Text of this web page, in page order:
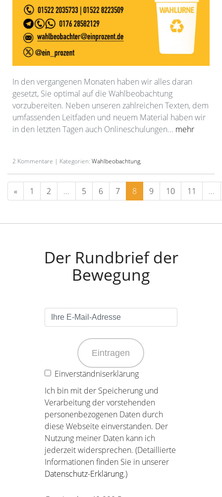
In den vergangenen Monaten haben wir alles daran
gesetzt, Sie optimal auf die Wahlbeobachtung
vorzubereiten. Neben unseren zahlreichen Texten, dem
umfassenden Leitfaden und neuem Material haben wir
in den letzten Tagen auch Onlineschulungen... mehr
2 Kommentare | Kategorien: Wahlbeobachtung,
« 1 2 ... 5 6 7 8 9 10 11 ...
Der Rundbrief der
Bewegung
Eintragen
Einverständniserklärung
Ich bin mit der Speicherung und
Verarbeitung der vorstehenden
personenbezogenen Daten durch
diese Webseite einverstanden. Der
Nutzung meiner Daten kann ich
jederzeit widersprechen. (Detaillierte
Informationen finden Sie in unserer
Datenschutz-Erklärung.)